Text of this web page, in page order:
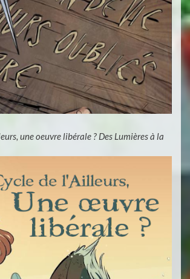
une oeuvre libérale ? Des Lumières à la